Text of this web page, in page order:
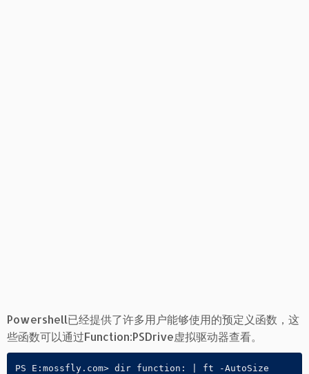
Powershell已经提供了许多用户能够使用的预定义函数，这
些函数可以通过Function:PSDrive虚拟驱动器查看。
PS E:mossfly.com> dir function: | ft -AutoSize